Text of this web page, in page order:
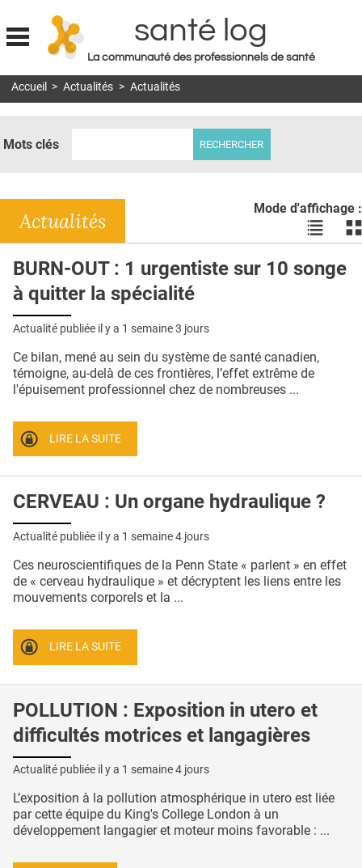
Jump to navigation
santé log
La communauté des professionnels de santé
MON COMPTE
DOSSIERS
RÉSEAUX
E-REVUE SAD
THÉMA
QUI SOMMES-NOUS ?
CONDITIONS GÉNÉRALES
CRÉDITS
Accueil > Actualités > Actualités
Mots clés
Mode d'affichage :
Voir
les
en
les
Actualités
BURN-OUT : 1 urgentiste sur 10 songe
à quitter la spécialité
Actualité publiée il y a 1 semaine 3 jours
Ce bilan, mené au sein du système de santé canadien,
témoigne, au-delà de ces frontières, l’effet extrême de
l'épuisement professionnel chez de nombreuses ...
LIRE LA SUITE
CERVEAU : Un organe hydraulique ?
Actualité publiée il y a 1 semaine 4 jours
Ces neuroscientifiques de la Penn State « parlent » en effet
de « cerveau hydraulique » et décryptent les liens entre les
mouvements corporels et la ...
LIRE LA SUITE
POLLUTION : Exposition in utero et
difficultés motrices et langagières
Actualité publiée il y a 1 semaine 4 jours
L’exposition à la pollution atmosphérique in utero est liée
par cette équipe du King's College London à un
développement langagier et moteur moins favorable : ...